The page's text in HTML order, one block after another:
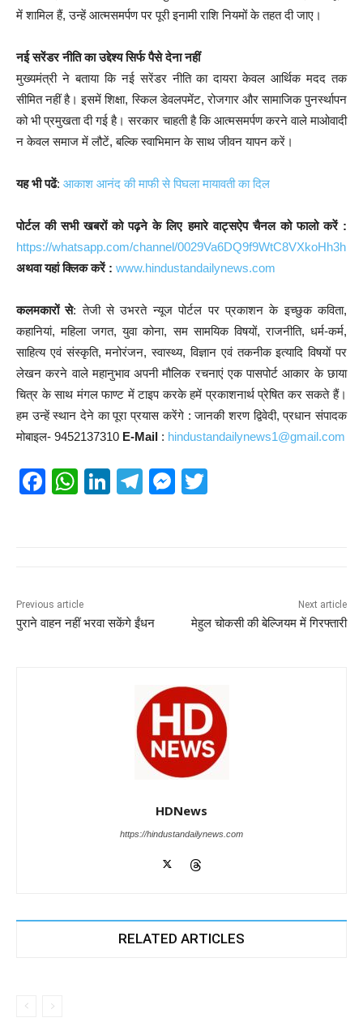
में शामिल हैं, उन्हें आत्मसमर्पण पर पूरी इनामी राशि नियमों के तहत दी जाए।
नई सरेंडर नीति का उद्देश्य सिर्फ पैसे देना नहीं
मुख्यमंत्री ने बताया कि नई सरेंडर नीति का दायरा केवल आर्थिक मदद तक
सीमित नहीं है। इसमें शिक्षा, स्किल डेवलपमेंट, रोजगार और सामाजिक पुनर्स्थापन
को भी प्रमुखता दी गई है। सरकार चाहती है कि आत्मसमर्पण करने वाले माओवादी
न केवल समाज में लौटें, बल्कि स्वाभिमान के साथ जीवन यापन करें।
यह भी पढें: आकाश आनंद की माफी से पिघला मायावती का दिल
पोर्टल की सभी खबरों को पढ़ने के लिए हमारे वाट्सऐप चैनल को फालो करें :
https://whatsapp.com/channel/0029Va6DQ9f9WtC8VXkoHh3h
अथवा यहां क्लिक करें : www.hindustandailynews.com
कलमकारों से: तेजी से उभरते न्यूज पोर्टल पर प्रकाशन के इच्छुक कविता,
कहानियां, महिला जगत, युवा कोना, सम सामयिक विषयों, राजनीति, धर्म-कर्म,
साहित्य एवं संस्कृति, मनोरंजन, स्वास्थ्य, विज्ञान एवं तकनीक इत्यादि विषयों पर
लेखन करने वाले महानुभाव अपनी मौलिक रचनाएं एक पासपोर्ट आकार के छाया
चित्र के साथ मंगल फाण्ट में टाइप करके हमें प्रकाशनार्थ प्रेषित कर सकते हैं।
हम उन्हें स्थान देने का पूरा प्रयास करेंगे : जानकी शरण द्विवेदी, प्रधान संपादक
मोबाइल- 9452137310 E-Mail : hindustandailynews1@gmail.com
F
o
o
W
p
p
Li
n
T
m
M
er
Previous article
पुराने वाहन नहीं भरवा सकेंगे ईंधन
Next article
मेहुल चोकसी की बेल्जियम में गिरफ्तारी
HDNews
https://hindustandailynews.com
RELATED ARTICLES